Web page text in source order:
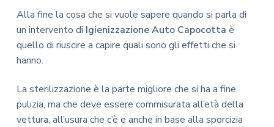
Alla fine la cosa che si vuole sapere quando si parla di
un intervento di Igienizzazione Auto Capocotta è
quello di riuscire a capire quali sono gli effetti che si
hanno.
La sterilizzazione è la parte migliore che si ha a fine
pulizia, ma che deve essere commisurata all’età della
vettura, all’usura che c’è e anche in base alla sporcizia